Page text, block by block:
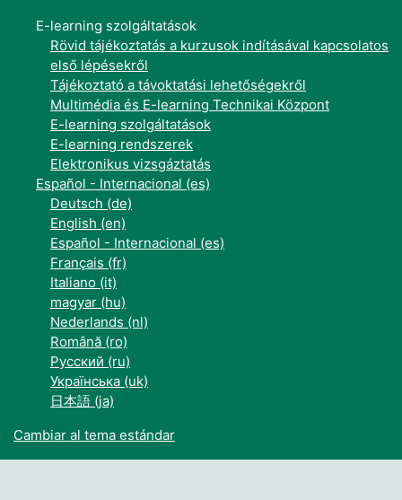
E-learning szolgáltatások
Rövid tájékoztatás a kurzusok indításával kapcsolatos
első lépésekről
Tájékoztató a távoktatási lehetőségekről
Multimédia és E-learning Technikai Központ
E-learning szolgáltatások
E-learning rendszerek
Elektronikus vizsgáztatás
Español - Internacional ‎(es)‎
Deutsch ‎(de)‎
English ‎(en)‎
Español - Internacional ‎(es)‎
Français ‎(fr)‎
Italiano ‎(it)‎
magyar ‎(hu)‎
Nederlands ‎(nl)‎
Română ‎(ro)‎
Русский ‎(ru)‎
Українська ‎(uk)‎
日本語 ‎(ja)‎
Cambiar al tema estándar